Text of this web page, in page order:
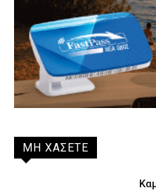
ΜΗ ΧΑΣΕΤΕ